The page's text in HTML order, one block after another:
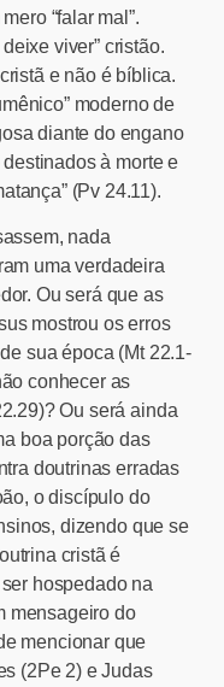
“falar mal”.
viver” cristão.
e não é bíblica.
moderno de
diante do engano
à morte e
(Pv 24.11).
nada
uma verdadeira
Ou será que as
mostrou os erros
sua época (Mt 22.1-
conhecer as
Ou será ainda
boa porção das
doutrinas erradas
o discípulo do
dizendo que se
cristã é
hospedado na
mensageiro do
mencionar que
(2Pe 2) e Judas